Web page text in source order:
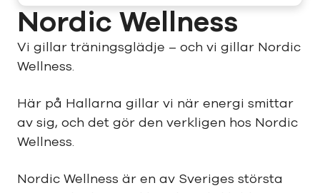
Nordic Wellness
Vi gillar träningsglädje – och vi gillar Nordic
Wellness.
Här på Hallarna gillar vi när energi smittar
av sig, och det gör den verkligen hos Nordic
Wellness.
Nordic Wellness är en av Sveriges största